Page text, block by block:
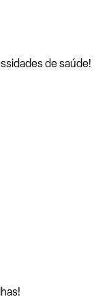
de saúde!